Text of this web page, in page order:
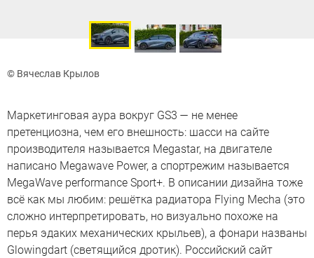
© Вячеслав Крылов
Маркетинговая аура вокруг GS3 — не менее
претенциозна, чем его внешность: шасси на сайте
производителя называется Megastar, на двигателе
написано Megawave Power, а спортрежим называется
MegaWave performance Sport+. В описании дизайна тоже
всё как мы любим: решётка радиатора Flying Mecha (это
сложно интерпретировать, но визуально похоже на
перья эдаких механических крыльев), а фонари названы
Glowingdart (светящийся дротик). Российский сайт